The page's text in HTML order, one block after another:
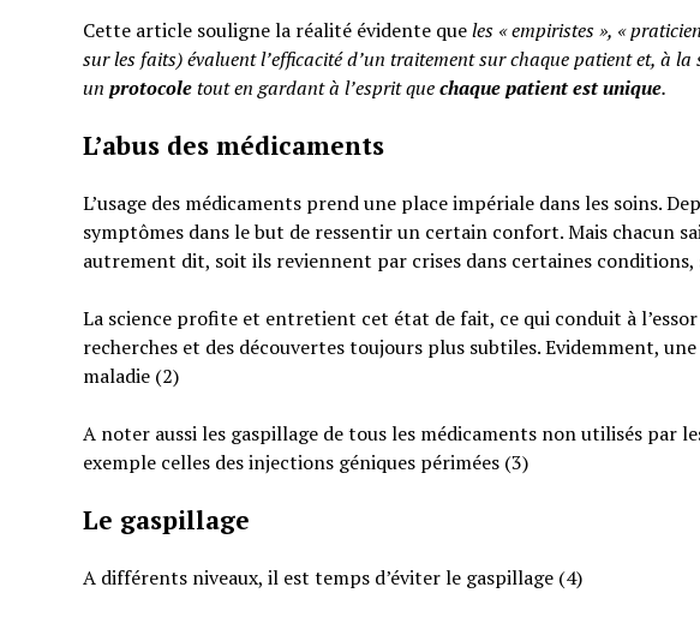
Cette article souligne la réalité évidente queles « empiristes », «
sur les faits) évaluent l’efficacité d’un traitement sur chaque patient et, à la
un protocoletout en gardant à l’esprit quechaque patient est unique.
L’abus des médicaments
L’usage des médicaments prend une place impériale dans les soins.
symptômes dans le but de ressentir un certain confort. Mais chacun
autrement dit, soit ils reviennent par crises dans certaines
La science profite et entretient cet état de fait, ce qui conduit à
recherches et des découvertes toujours plus subtiles. Evidemment,
maladie (2)
A noter aussi les gaspillage de tous les médicaments non utilisés par
exemple celles des injections géniques périmées (3)
Le gaspillage
A différents niveaux, il est temps d’éviter le gaspillage (4)